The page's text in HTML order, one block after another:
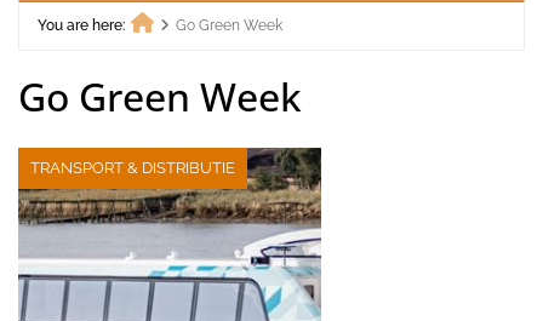
You are here:
Go Green Week
Go Green Week
TRANSPORT & DISTRIBUTIE